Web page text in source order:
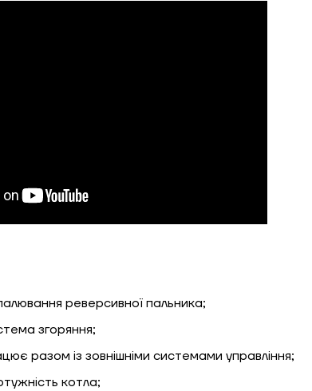
реверсивної пальника;
згоряння;
разом із зовнішніми системами управління;
котла;
Висота, м
Ширина, м